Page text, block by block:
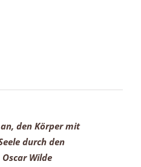
den Körper mit
durch den
Oscar Wilde